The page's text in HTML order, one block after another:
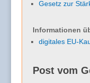
Gesetz zur
Informationen
digitales EU-
Post vom